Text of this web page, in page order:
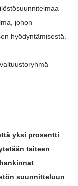
johon
hyödyntämisestä.
yksi prosentti
taiteen
suunnitteluun